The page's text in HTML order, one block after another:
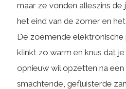
maar ze vonden alleszins de
het eind van de zomer en
De zoemende elektronische
klinkt zo warm en knus dat
opnieuw wil opzetten na
smachtende, gefluisterde